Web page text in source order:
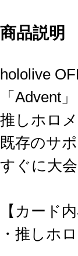
商品説明
hololive
「Advent
推しホロ
既存のサ
すぐに大
【カード
・推しホ